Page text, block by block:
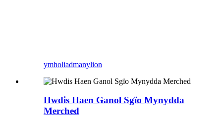
ymholiadmanylion
Hwdis Haen Ganol Sgïo Mynydda
Merched